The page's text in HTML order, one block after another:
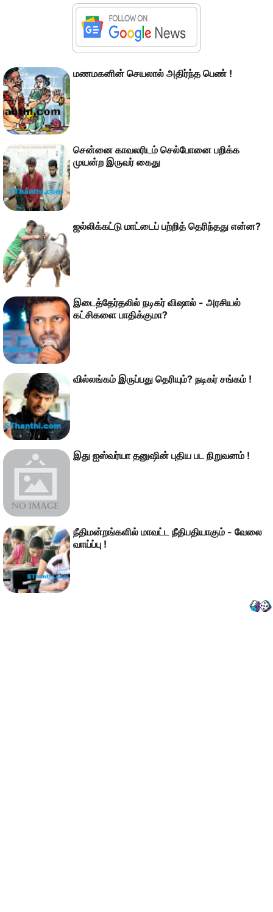
மணமகனின் செயலால் அதிர்ந்த பெண் !
சென்னை காவலரிடம் செல்போனை பறிக்க
முயன்ற இருவர் கைது
ஜல்லிக்கட்டு மாட்டைப் பற்றித் தெரிந்தது என்ன?
இடைத்தேர்தலில் நடிகர் விஷால் - அரசியல்
கட்சிகளை பாதிக்குமா?
வில்லங்கம் இருப்பது தெரியும்? நடிகர் சங்கம் !
இது ஐஸ்வர்யா தனுஷின் புதிய பட நிறுவனம் !
நீதிமன்றங்களில் மாவட்ட நீதிபதியாகும் - வேலை
வாய்ப்பு !